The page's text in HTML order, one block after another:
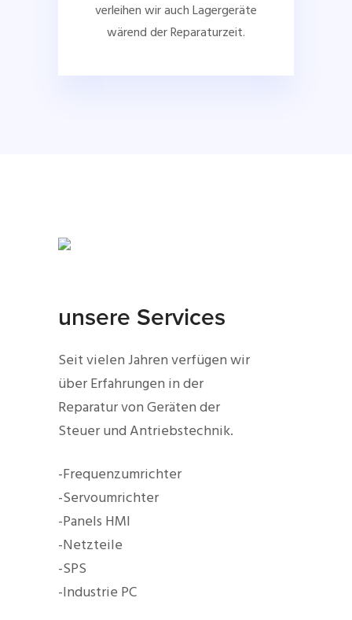
verleihen wir auch Lagergeräte
wärend der Reparaturzeit.
unsere Services
Seit vielen Jahren verfügen wir
über Erfahrungen in der
Reparatur von Geräten der
Steuer und Antriebstechnik.
-Frequenzumrichter
-Servoumrichter
-Panels HMI
-Netzteile
-SPS
-Industrie PC